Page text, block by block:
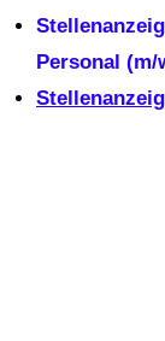
Personal (m/